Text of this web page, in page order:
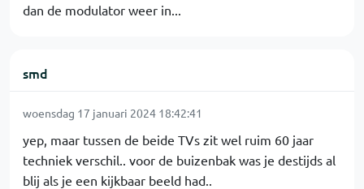
dan de modulator weer in...
smd
woensdag 17 januari 2024 18:42:41
yep, maar tussen de beide TVs zit wel ruim 60 jaar
techniek verschil.. voor de buizenbak was je destijds al
blij als je een kijkbaar beeld had..